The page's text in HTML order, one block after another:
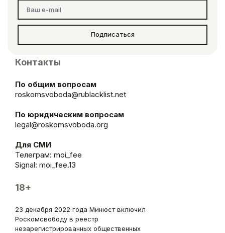
Подписаться
Контакты
По общим вопросам
roskomsvoboda@rublacklist.net
По юридическим вопросам
legal@roskomsvoboda.org
Для СМИ
Телеграм: moi_fee
Signal: moi_fee.13
18+
23 декабря 2022 года Минюст включил
Роскомсвободу в реестр
незарегистрированных общественных